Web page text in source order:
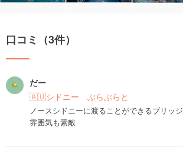
口コミ（3件）
だー
🇦🇺シドニー ぶらぶらと
ノースシドニーに渡ることができるブリッジ
雰囲気も素敵